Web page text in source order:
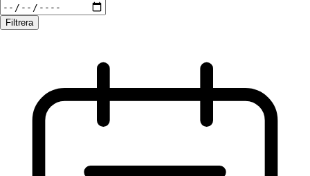
Filtrera